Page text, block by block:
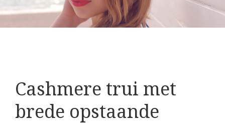
Cashmere trui met
brede opstaande